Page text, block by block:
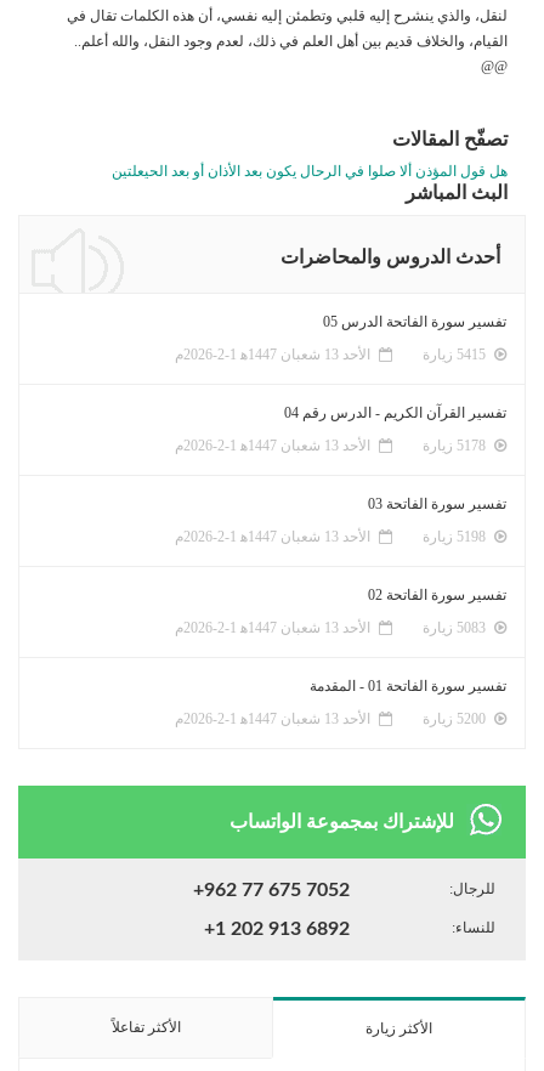
لنقل، والذي ينشرح إليه قلبي وتطمئن إليه نفسي، أن هذه الكلمات تقال في
القيام، والخلاف قديم بين أهل العلم في ذلك، لعدم وجود النقل، والله أعلم..
@@
تصفّح المقالات
هل قول المؤذن ألا صلوا في الرحال يكون بعد الأذان أو بعد الحيعلتين
البث المباشر
أحدث الدروس والمحاضرات
تفسير سورة الفاتحة الدرس 05
الأحد 13 شعبان 1447ﻫ 1-2-2026م
تفسير القرآن الكريم - الدرس رقم 04
الأحد 13 شعبان 1447ﻫ 1-2-2026م
تفسير سورة الفاتحة 03
الأحد 13 شعبان 1447ﻫ 1-2-2026م
تفسير سورة الفاتحة 02
الأحد 13 شعبان 1447ﻫ 1-2-2026م
تفسير سورة الفاتحة 01 - المقدمة
الأحد 13 شعبان 1447ﻫ 1-2-2026م
للإشتراك بمجموعة الواتساب
للرجال: +962 77 675 7052
للنساء: +1 202 913 6892
الأكثر زيارة الأكثر تفاعلاً